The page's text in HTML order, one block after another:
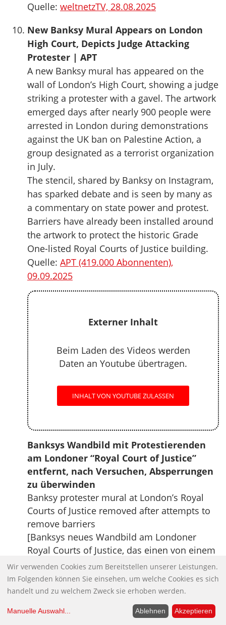
Quelle: weltnetzTV, 28.08.2025
New Banksy Mural Appears on London
High Court, Depicts Judge Attacking
Protester | APT
A new Banksy mural has appeared on the
wall of London’s High Court, showing a judge
striking a protester with a gavel. The artwork
emerged days after nearly 900 people were
arrested in London during demonstrations
against the UK ban on Palestine Action, a
group designated as a terrorist organization
in July.
The stencil, shared by Banksy on Instagram,
has sparked debate and is seen by many as
a commentary on state power and protest.
Barriers have already been installed around
the artwork to protect the historic Grade
One-listed Royal Courts of Justice building.
Quelle: APT (419.000 Abonnenten),
09.09.2025
Externer Inhalt
Beim Laden des Videos werden
Daten an Youtube übertragen.
INHALT VON YOUTUBE ZULASSEN
Banksys Wandbild mit Protestierenden
am Londoner “Royal Court of Justice”
entfernt, nach Versuchen, Absperrungen
zu überwinden
Banksy protester mural at London’s Royal
Courts of Justice removed after attempts to
remove barriers
[Banksys neues Wandbild am Londoner
Royal Courts of Justice, das einen von einem
Richter geschlagenen Protestierenden zeigt,
wurde entfernt. Nachdem es zunächst
verdeckt worden war, versuchten
Umstehende, die Absperrungen rund um das
Kunstwerk zu entfernen. Banksys Kunstwerk
Wir verwenden Cookies zum Bereitstellen unserer Leistungen.
Im Folgenden können Sie einsehen, um welche Cookies es sich
handelt und zu welchem Zweck sie erhoben werden.
Manuelle Auswahl... Ablehnen Akzeptieren